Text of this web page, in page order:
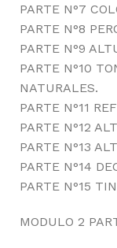
PARTE N°7
PARTE N°8
PARTE N°9
PARTE N°10
NATURALES.
PARTE N°11
PARTE N°12
PARTE N°13
PARTE N°14
PARTE N°15
MODULO 2